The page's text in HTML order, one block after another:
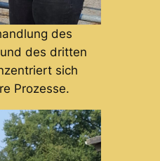
des
des dritten
sich
Prozesse.